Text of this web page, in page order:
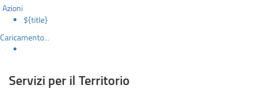
Azioni
${title}
Caricamento...
Servizi per il Territorio